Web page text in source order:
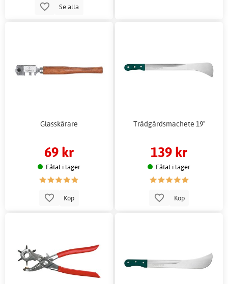
Se alla
Glasskärare
69 kr
Fåtal i lager
Köp
Trädgårdsmachete 19"
139 kr
Fåtal i lager
Köp